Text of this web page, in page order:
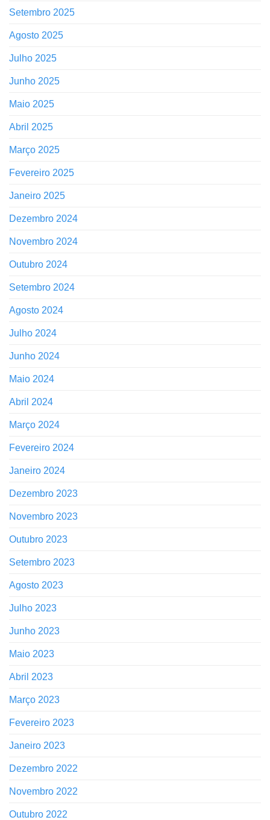
Setembro 2025
Agosto 2025
Julho 2025
Junho 2025
Maio 2025
Abril 2025
Março 2025
Fevereiro 2025
Janeiro 2025
Dezembro 2024
Novembro 2024
Outubro 2024
Setembro 2024
Agosto 2024
Julho 2024
Junho 2024
Maio 2024
Abril 2024
Março 2024
Fevereiro 2024
Janeiro 2024
Dezembro 2023
Novembro 2023
Outubro 2023
Setembro 2023
Agosto 2023
Julho 2023
Junho 2023
Maio 2023
Abril 2023
Março 2023
Fevereiro 2023
Janeiro 2023
Dezembro 2022
Novembro 2022
Outubro 2022